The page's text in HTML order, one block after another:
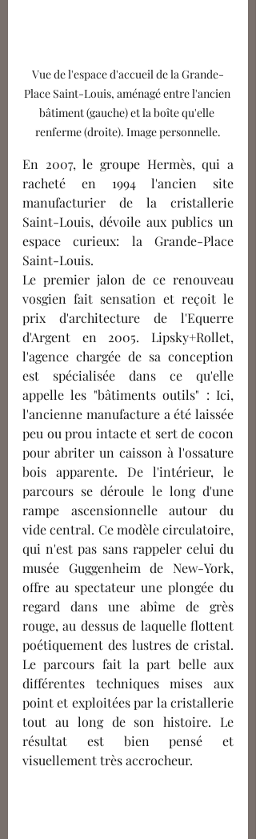
Vue de l'espace d'accueil de la Grande-
Place Saint-Louis, aménagé entre l'ancien
bâtiment (gauche) et la boîte qu'elle
renferme (droite). Image personnelle.
En 2007, le groupe Hermès, qui a
racheté en 1994 l'ancien site
manufacturier de la cristallerie
Saint-Louis, dévoile aux publics un
espace curieux: la Grande-Place
Saint-Louis.
Le premier jalon de ce renouveau
vosgien fait sensation et reçoit le
prix d'architecture de l'Equerre
d'Argent en 2005. Lipsky+Rollet,
l'agence chargée de sa conception
est spécialisée dans ce qu'elle
appelle les "bâtiments outils" : Ici,
l'ancienne manufacture a été laissée
peu ou prou intacte et sert de cocon
pour abriter un caisson à l'ossature
bois apparente. De l'intérieur, le
parcours se déroule le long d'une
rampe ascensionnelle autour du
vide central. Ce modèle circulatoire,
qui n'est pas sans rappeler celui du
musée Guggenheim de New-York,
offre au spectateur une plongée du
regard dans une abîme de grès
rouge, au dessus de laquelle flottent
poétiquement des lustres de cristal.
Le parcours fait la part belle aux
différentes techniques mises aux
point et exploitées par la cristallerie
tout au long de son histoire. Le
résultat est bien pensé et
visuellement très accrocheur.